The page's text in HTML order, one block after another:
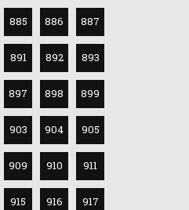
885 886 887
891 892 893
897 898 899
903 904 905
909 910 911
915 916 917